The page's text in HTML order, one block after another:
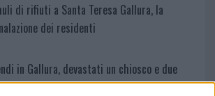
di rifiuti a Santa Teresa Gallura, la
dei residenti
in Gallura, devastati un chiosco e due
le indagini